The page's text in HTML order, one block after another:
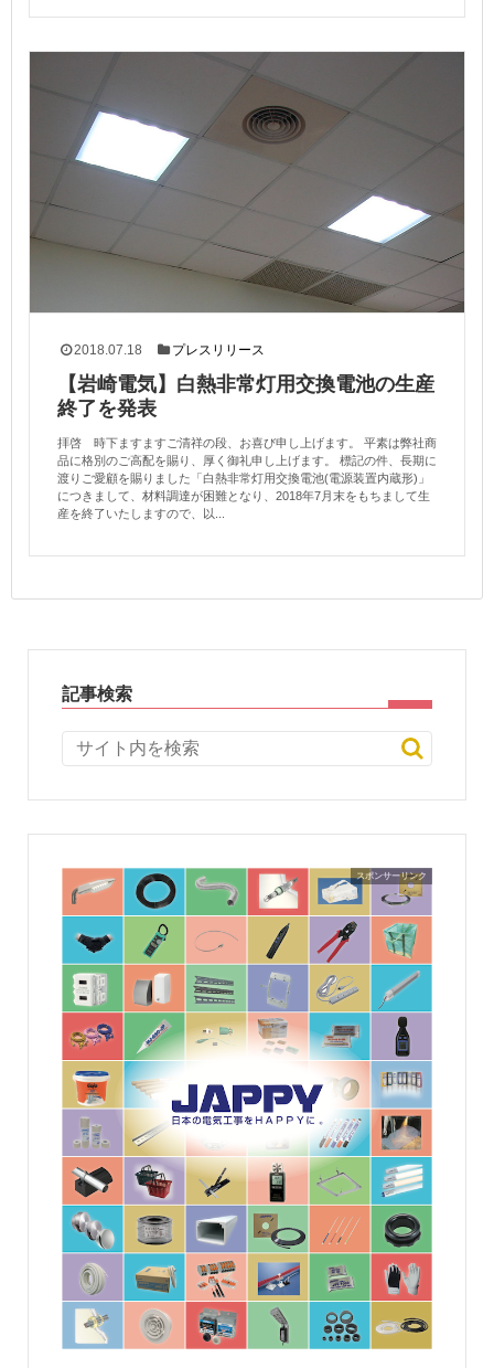
2018.07.18 プレスリリース
【岩崎電気】白熱非常灯用交換電池の生産
終了を発表
拝啓 時下ますますご清祥の段、お喜び申し上げます。 平素は弊社商
品に格別のご高配を賜り、厚く御礼申し上げます。 標記の件、長期に
渡りご愛顧を賜りました「白熱非常灯用交換電池(電源装置内蔵形)」
につきまして、材料調達が困難となり、2018年7月末をもちまして生
産を終了いたしますので、以...
記事検索